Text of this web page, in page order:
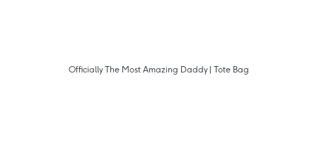
Officially The Most Amazing Daddy | Tote Bag